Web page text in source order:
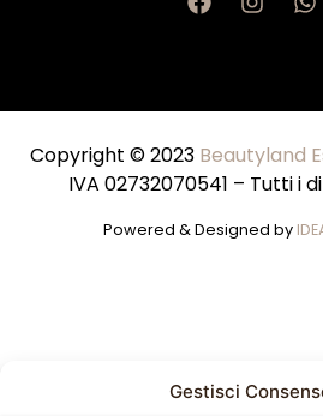
Gestisci
Copyright © 2023 Beautyland
IVA 02732070541 – Tutti i
Powered & Designed by